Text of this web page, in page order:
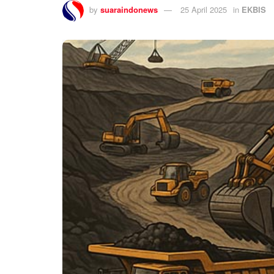
by suaraindonews 25 April 2025 in EKBIS